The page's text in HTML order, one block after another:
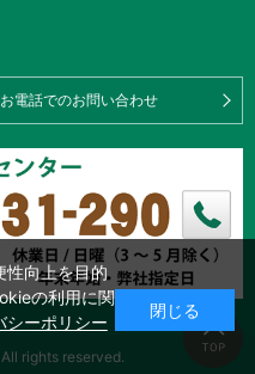
お電話でのお問い合わせ
rights reserved.
性向上を目的
の利用に関
シーポリシー
閉じる